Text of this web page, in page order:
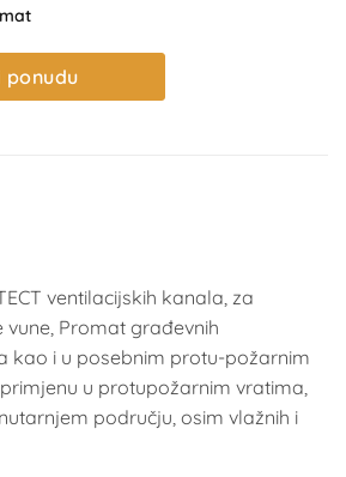
ventilacijskih kanala, za
Promat građevnih
kao i u posebnim protu-požarnim
u protupožarnim vratima,
području, osim vlažnih i